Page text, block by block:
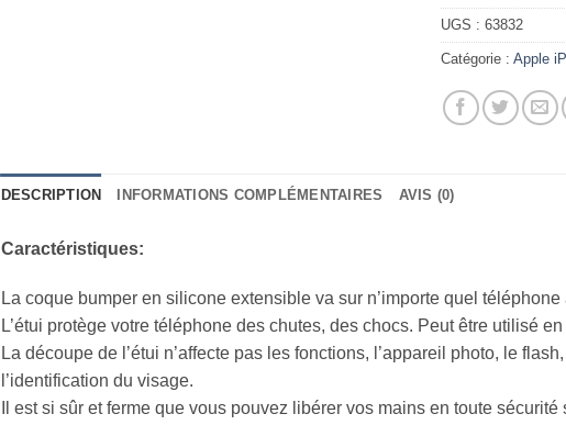
UGS :63832
Catégorie :Apple
DESCRIPTION INFORMATIONS COMPLÉMENTAIRES AVIS (0)
Caractéristiques:
La coque bumper en silicone extensible va sur n’importe quel
L’étui protège votre téléphone des chutes, des chocs. Peut être utilisé
La découpe de l’étui n’affecte pas les fonctions, l’appareil photo, le
l’identification du visage.
Il est si sûr et ferme que vous pouvez libérer vos mains en toute